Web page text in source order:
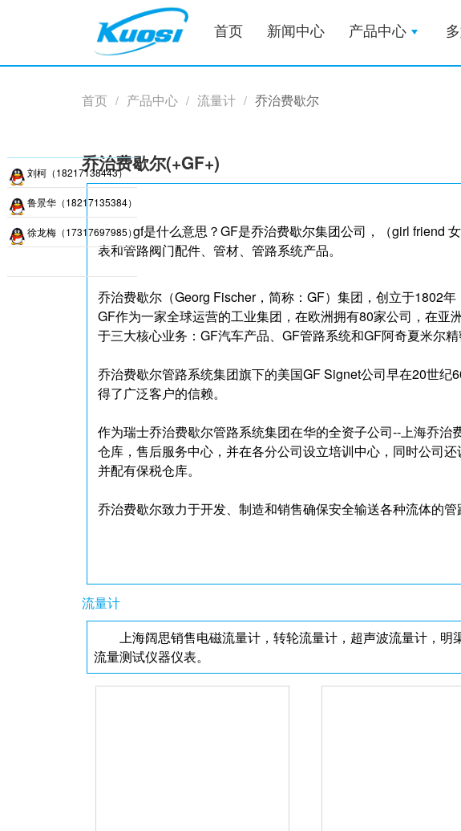
首页 新闻中心 产品中心
首页 / 产品中心 / 流量计 / 乔治费歇尔
乔治费歇尔(+GF+)
gf是什么意思？GF是乔治费歇尔集团公司，（girl friend
表和管路阀门配件、管材、管路系统产品。
乔治费歇尔（Georg Fischer，简称：GF）集团，创立于1802
GF作为一家全球运营的工业集团，在欧洲拥有80家公司，在
于三大核心业务：GF汽车产品、GF管路系统和GF阿奇夏米尔精
乔治费歇尔管路系统集团旗下的美国GF Signet公司早在20世
得了广泛客户的信赖。
作为瑞士乔治费歇尔管路系统集团在华的全资子公司--上海乔
仓库，售后服务中心，并在各分公司设立培训中心，同时公司
并配有保税仓库。
乔治费歇尔致力于开发、制造和销售确保安全输送各种流体的管
流量计
上海阔思销售电磁流量计，转轮流量计，超声波流量计，
流量测试仪器仪表。
刘柯（18217138443）
鲁景华（18217135384）
徐龙梅（17317697985）